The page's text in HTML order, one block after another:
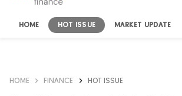
HOME HOT ISSUE MARKET UPDATE
HOME FINANCE HOT ISSUE